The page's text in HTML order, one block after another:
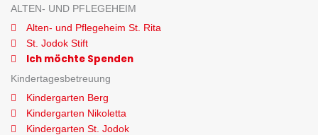
ALTEN- UND PFLEGEHEIM
Alten- und Pflegeheim St. Rita
St. Jodok Stift
Ich möchte Spenden
Kindertagesbetreuung
Kindergarten Berg
Kindergarten Nikoletta
Kindergarten St. Jodok